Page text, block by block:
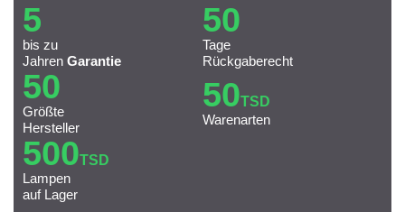
5
bis zu
Jahren Garantie
50
Tage
Rückgaberecht
50
Größte
Hersteller
50TSD
Warenarten
500TSD
Lampen
auf Lager